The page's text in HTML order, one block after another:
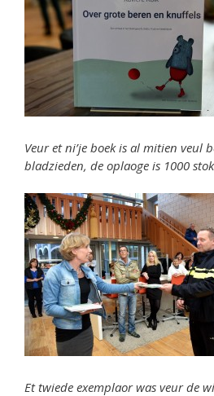
Veur et ni’je boek is al mitien veul
bladzieden, de oplaoge is 1000
Et twiede exemplaor was veur de